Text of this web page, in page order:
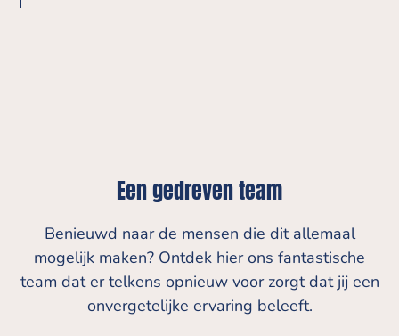
Een gedreven team
Benieuwd naar de mensen die dit allemaal
mogelijk maken? Ontdek hier ons fantastische
team dat er telkens opnieuw voor zorgt dat jij een
onvergetelijke ervaring beleeft.